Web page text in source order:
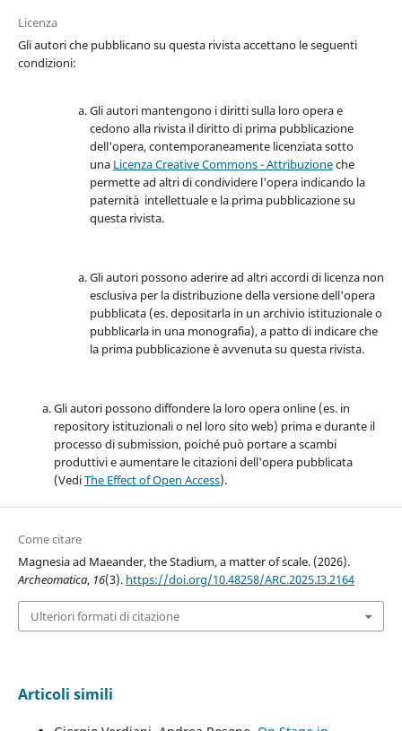
Licenza
Gli autori che pubblicano su questa rivista accettano le seguenti
condizioni:
Gli autori mantengono i diritti sulla loro opera e
cedono alla rivista il diritto di prima pubblicazione
dell'opera, contemporaneamente licenziata sotto
una Licenza Creative Commons - Attribuzioneche
permette ad altri di condividere l'opera indicando la
paternità intellettuale e la prima pubblicazione su
questa rivista.
Gli autori possono aderire ad altri accordi di licenza non
esclusiva per la distribuzione della versione dell'opera
pubblicata (es. depositarla in un archivio istituzionale o
pubblicarla in una monografia), a patto di indicare che
la prima pubblicazione è avvenuta su questa rivista.
Gli autori possono diffondere la loro opera online (es. in
repository istituzionali o nel loro sito web) prima e durante il
processo di submission, poiché può portare a scambi
produttivi e aumentare le citazioni dell'opera pubblicata
(VediThe Effect of Open Access).
Come citare
Magnesia ad Maeander, the Stadium, a matter of scale. (2026).
Archeomatica, 16(3). https://doi.org/10.48258/ARC.2025.I3.2164
Ulteriori formati di citazione
Articoli simili